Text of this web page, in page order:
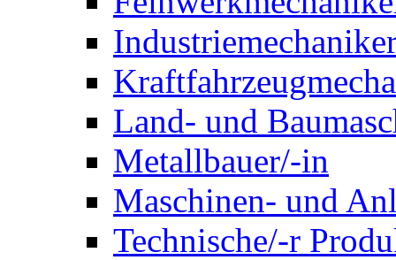
Land- und
Metallbauer/-in
Maschinen- und
Technische/-r